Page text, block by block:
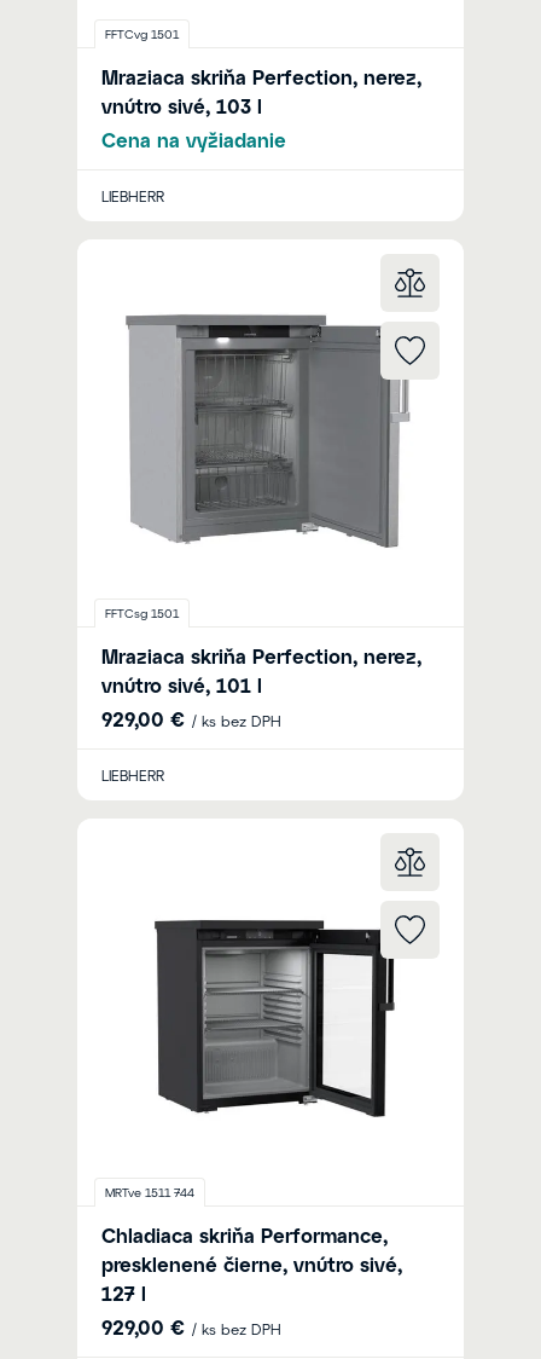
FFTCvg 1501
Mraziaca skriňa Perfection, nerez,
vnútro sivé, 103 l
Cena na vyžiadanie
LIEBHERR
FFTCsg 1501
Mraziaca skriňa Perfection, nerez,
vnútro sivé, 101 l
929,00 € / ks bez DPH
LIEBHERR
MRTve 1511 744
Chladiaca skriňa Performance,
presklenené čierne, vnútro sivé,
127 l
929,00 € / ks bez DPH